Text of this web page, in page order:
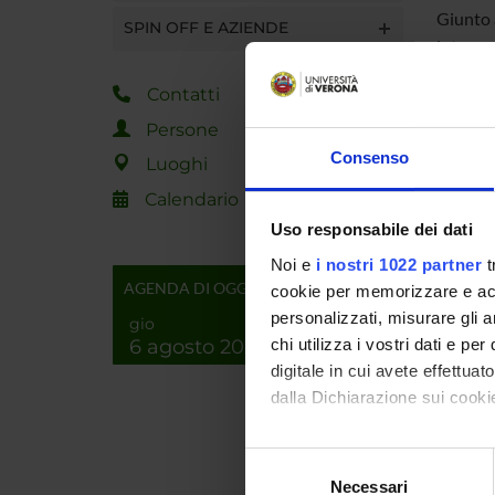
Consenso
Uso responsabile dei dati
Noi e i nostri 1022 partner
cookie per memorizzare e
personalizzati, misurare gli
chi utilizza i vostri dati e per
digitale in cui avete
dalla Dichiarazione sui
Con il tuo consenso,
raccogliere
Necessari
SPIN OFF E AZIENDE
Contatti
Persone
Luoghi
Calendario
AGENDA DI OGGI
gio
6 agosto 2026
Giunto
mondo
Sono
Verona